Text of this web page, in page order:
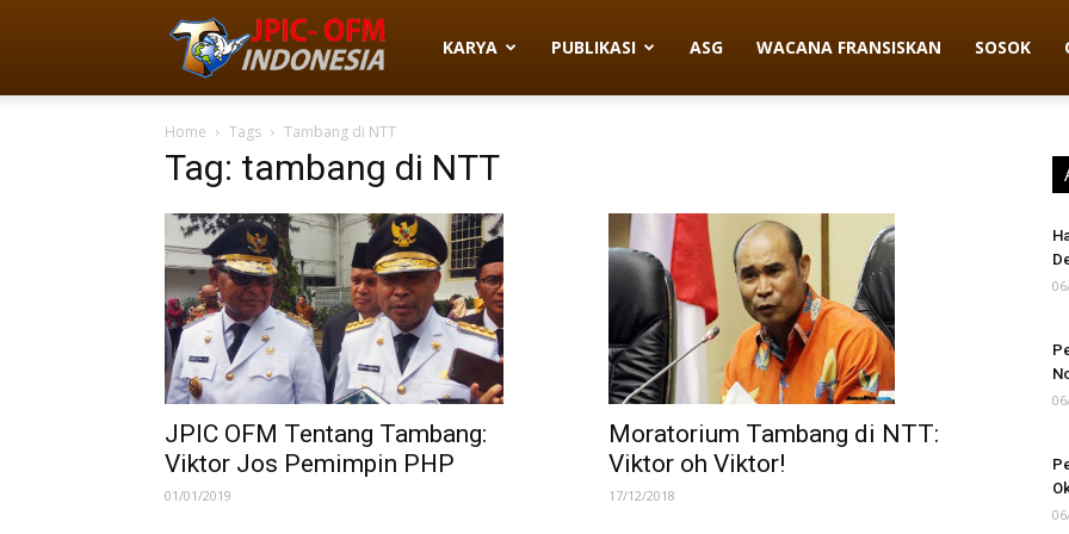
JPIC-
Indonesia
KARYA PUBLIKASI ASG WACANA FRANSISKAN SOSOK
Home Tags Tambang di NTT
Tag: tambang di NTT
JPIC OFM Tentang Tambang:
Viktor Jos Pemimpin PHP
01/01/2019
Moratorium Tambang di NTT:
Viktor oh Viktor!
17/12/2018